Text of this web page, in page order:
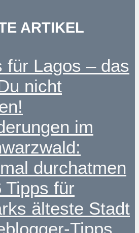
ARTIKEL
für Lagos – das
nicht
im
durchatmen
Tipps für
älteste Stadt
Tipps